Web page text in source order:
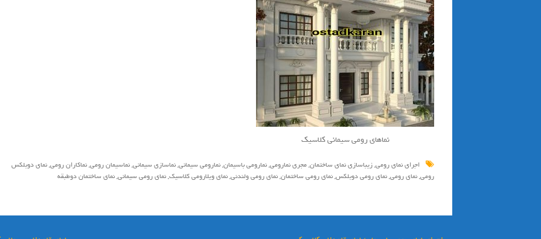
نماهای رومی سیمانی کلاسیک
اجراي نماي رومي,زيباسازي نماي ساختمان,مجري نمارومي,نمارومي باسيمان,نمارومي سيماني,نماسازي سيماني,نماسيمان رومي,نماكاران رومي,نماي دوبلكس
رومي,نماي رومي,نماي رومي دوبلكس,نماي رومي ساختمان,نماي رومي ولندني,نماي ويلارومي كلاسيك,نمای رومی سیمانی,نمای ساختمان دوطبقه